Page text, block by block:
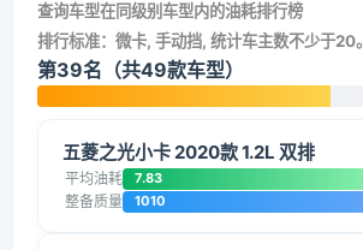
查询车型在同级别车型内的油耗排行榜
排行标准：微卡, 手动挡, 统计车主数不少于20。
第39名（共49款车型）
五菱之光小卡 2020款 1.2L 双排
平均油耗 7.83
整备质量 1010